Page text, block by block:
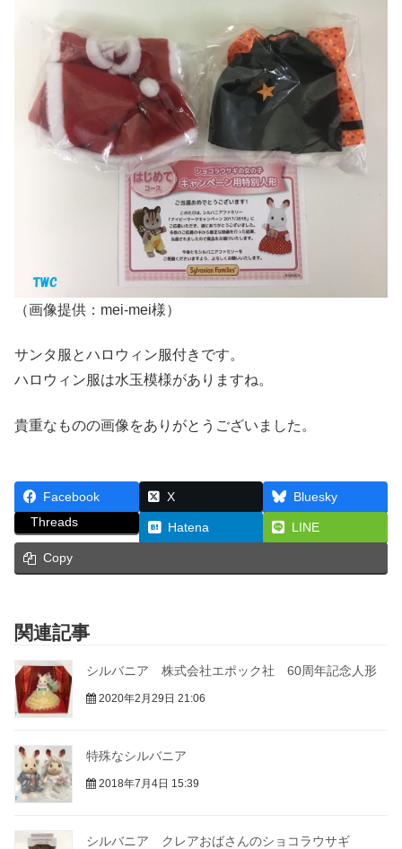
（画像提供：mei-mei様）
サンタ服とハロウィン服付きです。
ハロウィン服は水玉模様がありますね。
貴重なものの画像をありがとうございました。
Facebook X
Bluesky
Threads
Hatena LINE
Copy
関連記事
シルバニア 株式会社エポック社 60周年記念人形
2020年2月29日 21:06
特殊なシルバニア
2018年7月4日 15:39
シルバニア クレアおばさんのショコラウサギ